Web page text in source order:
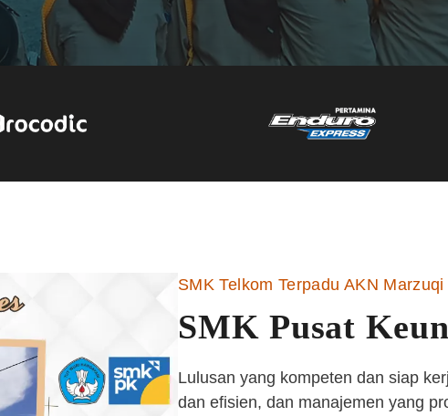
SMK Telkom Terpadu AKN Marzuqi
SMK Pusat
Lulusan yang kompeten dan siap
dan efisien, dan manajemen yang